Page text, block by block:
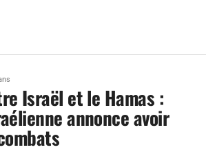
Israël et le Hamas :
annonce avoir